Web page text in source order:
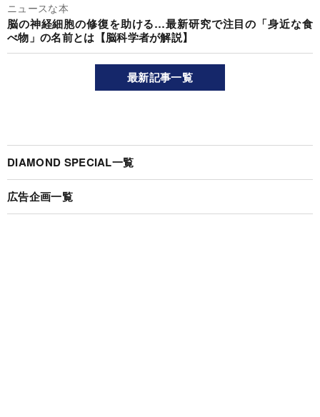
ニュースな本
脳の神経細胞の修復を助ける…最新研究で注目の「身近な食
べ物」の名前とは【脳科学者が解説】
最新記事一覧
DIAMOND SPECIAL一覧
広告企画一覧